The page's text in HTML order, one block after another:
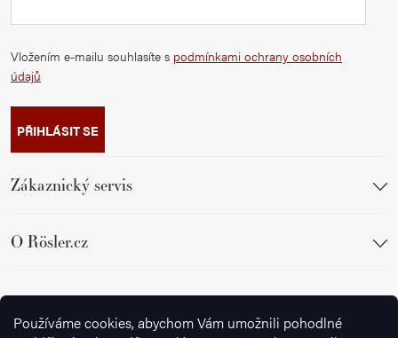
Používáme cookies, abychom Vám umožnili pohodlné
Vložením e-mailu souhlasíte s podmínkami ochrany osobních
údajů
PŘIHLÁSIT SE
Zákaznický servis
O Rösler.cz
Sledujte nás